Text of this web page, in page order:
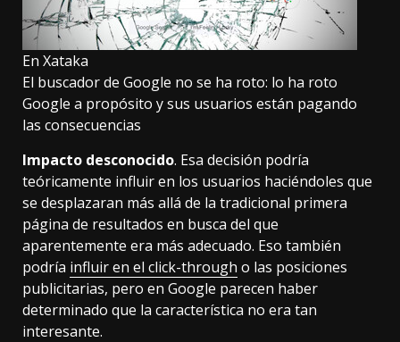
En Xataka
El buscador de Google no se ha roto: lo ha roto
Google a propósito y sus usuarios están pagando
las consecuencias
Impacto desconocido. Esa decisión podría
teóricamente influir en los usuarios haciéndoles que
se desplazaran más allá de la tradicional primera
página de resultados en busca del que
aparentemente era más adecuado. Eso también
podría influir en el click-through o las posiciones
publicitarias, pero en Google parecen haber
determinado que la característica no era tan
interesante.